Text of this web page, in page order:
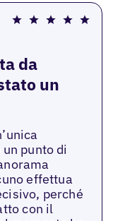
da
un
punto di
effettua
perché
con il